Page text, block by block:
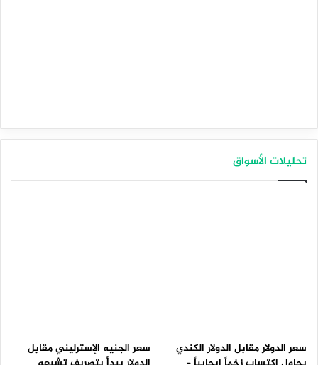
تحليلات الأسواق
سعر الدولار مقابل الدولار الكندي
سعر الجنيه الإسترليني مقابل